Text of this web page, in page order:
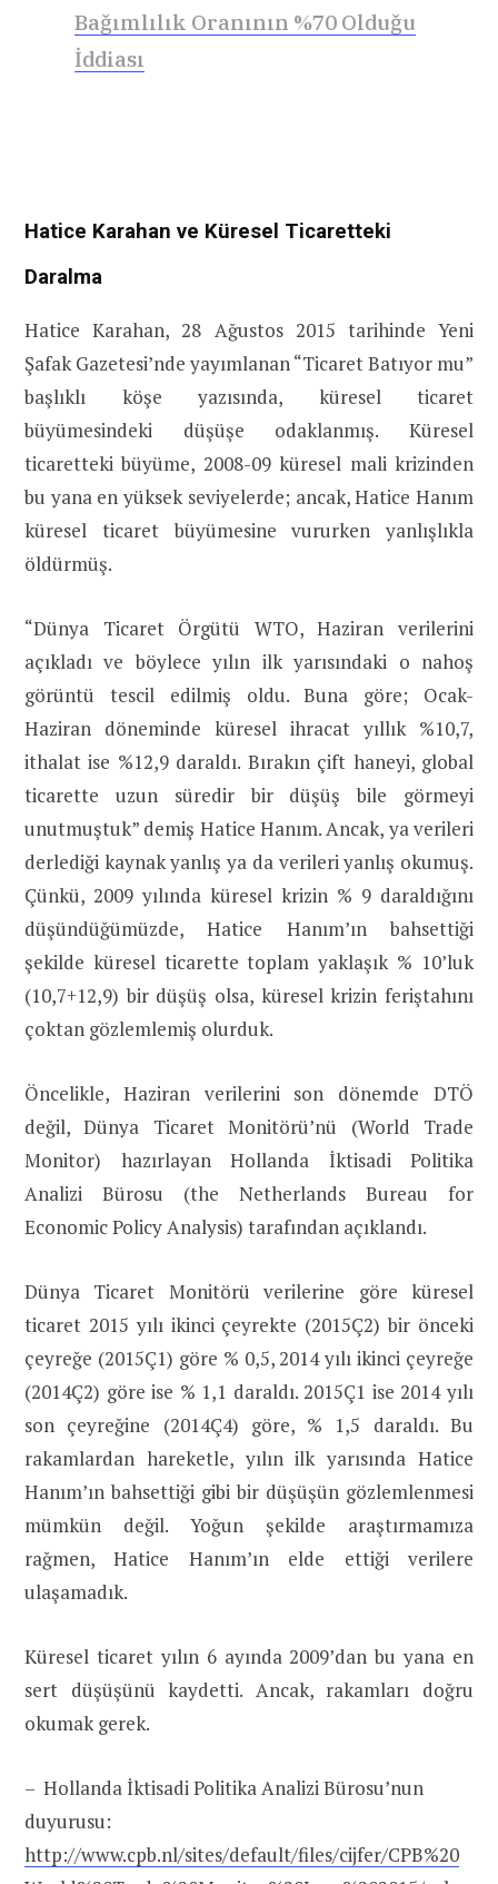
Bağımlılık Oranının %70 Olduğu
İddiası
Hatice Karahan ve Küresel Ticaretteki
Daralma
Hatice Karahan, 28 Ağustos 2015 tarihinde Yeni
Şafak Gazetesi’nde yayımlanan “Ticaret Batıyor mu”
başlıklı köşe yazısında, küresel ticaret
büyümesindeki düşüşe odaklanmış. Küresel
ticaretteki büyüme, 2008-09 küresel mali krizinden
bu yana en yüksek seviyelerde; ancak, Hatice Hanım
küresel ticaret büyümesine vururken yanlışlıkla
öldürmüş.
“Dünya Ticaret Örgütü WTO, Haziran verilerini
açıkladı ve böylece yılın ilk yarısındaki o nahoş
görüntü tescil edilmiş oldu. Buna göre; Ocak-
Haziran döneminde küresel ihracat yıllık %10,7,
ithalat ise %12,9 daraldı. Bırakın çift haneyi, global
ticarette uzun süredir bir düşüş bile görmeyi
unutmuştuk” demiş Hatice Hanım. Ancak, ya verileri
derlediği kaynak yanlış ya da verileri yanlış okumuş.
Çünkü, 2009 yılında küresel krizin % 9 daraldığını
düşündüğümüzde, Hatice Hanım’ın bahsettiği
şekilde küresel ticarette toplam yaklaşık % 10’luk
(10,7+12,9) bir düşüş olsa, küresel krizin feriştahını
çoktan gözlemlemiş olurduk.
Öncelikle, Haziran verilerini son dönemde DTÖ
değil, Dünya Ticaret Monitörü’nü (World Trade
Monitor) hazırlayan Hollanda İktisadi Politika
Analizi Bürosu (the Netherlands Bureau for
Economic Policy Analysis) tarafından açıklandı.
Dünya Ticaret Monitörü verilerine göre küresel
ticaret 2015 yılı ikinci çeyrekte (2015Ç2) bir önceki
çeyreğe (2015Ç1) göre % 0,5, 2014 yılı ikinci çeyreğe
(2014Ç2) göre ise % 1,1 daraldı. 2015Ç1 ise 2014 yılı
son çeyreğine (2014Ç4) göre, % 1,5 daraldı. Bu
rakamlardan hareketle, yılın ilk yarısında Hatice
Hanım’ın bahsettiği gibi bir düşüşün gözlemlenmesi
mümkün değil. Yoğun şekilde araştırmamıza
rağmen, Hatice Hanım’ın elde ettiği verilere
ulaşamadık.
Küresel ticaret yılın 6 ayında 2009’dan bu yana en
sert düşüşünü kaydetti. Ancak, rakamları doğru
okumak gerek.
– Hollanda İktisadi Politika Analizi Bürosu’nun
duyurusu:
http://www.cpb.nl/sites/default/files/cijfer/CPB%20